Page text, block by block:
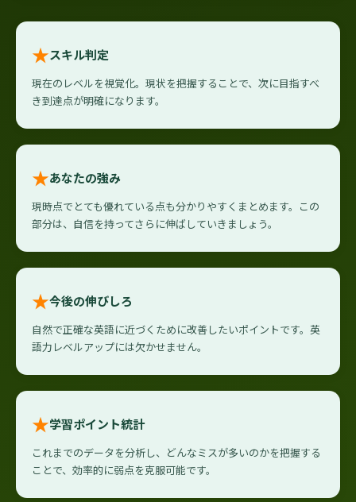
★スキル判定
現在のレベルを視覚化。現状を把握することで、次に目指すべ
き到達点が明確になります。
★あなたの強み
現時点でとても優れている点も分かりやすくまとめます。この
部分は、自信を持ってさらに伸ばしていきましょう。
★今後の伸びしろ
自然で正確な英語に近づくために改善したいポイントです。英
語力レベルアップには欠かせません。
★学習ポイント統計
これまでのデータを分析し、どんなミスが多いのかを把握する
ことで、効率的に弱点を克服可能です。